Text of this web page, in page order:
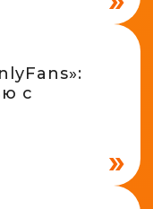
с